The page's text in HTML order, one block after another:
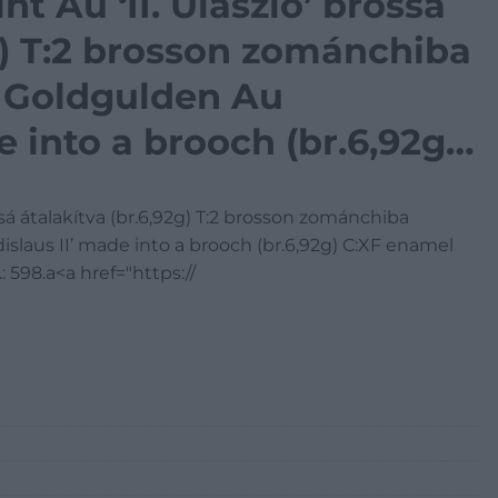
T:2 brosson zománchiba
Goldgulden Au
into a brooch (br.6,92g)
átalakítva (br.6,92g) T:2 brosson zománchiba
II’ made into a brooch (br.6,92g) C:XF enamel
598.a<a href="https://